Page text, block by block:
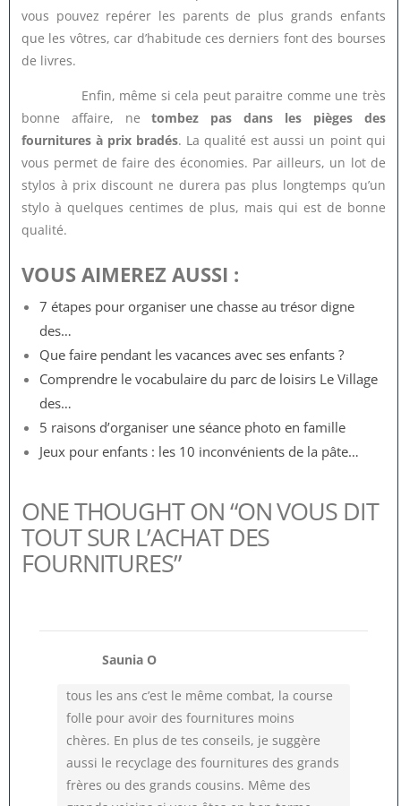
vous pouvez repérer les parents de plus grands enfants
que les vôtres, car d’habitude ces derniers font des bourses
de livres.
Enfin, même si cela peut paraitre comme une très
bonne affaire, netombez pas dans les pièges des
fournitures à prix bradés. La qualité est aussi un point qui
vous permet de faire des économies. Par ailleurs, un lot de
stylos à prix discount ne durera pas plus longtemps qu’un
stylo à quelques centimes de plus, mais qui est de bonne
qualité.
VOUS AIMEREZ AUSSI :
7 étapes pour organiser une chasse au trésor digne
des…
Que faire pendant les vacances avec ses enfants ?
Comprendre le vocabulaire du parc de loisirs Le Village
des…
5 raisons d’organiser une séance photo en famille
Jeux pour enfants : les 10 inconvénients de la pâte…
ONE THOUGHT ON “ON VOUS DIT
TOUT SUR L’ACHAT DES
FOURNITURES”
Saunia O
tous les ans c’est le même combat, la course
folle pour avoir des fournitures moins
chères. En plus de tes conseils, je suggère
aussi le recyclage des fournitures des grands
frères ou des grands cousins. Même des